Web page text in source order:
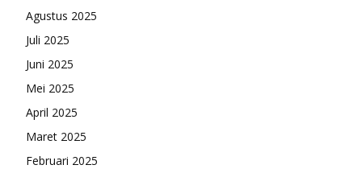
Agustus 2025
Juli 2025
Juni 2025
Mei 2025
April 2025
Maret 2025
Februari 2025